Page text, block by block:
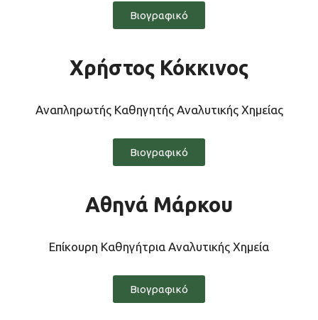
Βιογραφικό
Χρήστος Κόκκινος
Αναπληρωτής Καθηγητής Αναλυτικής Χημείας
Βιογραφικό
Αθηνά Μάρκου
Επίκουρη Καθηγήτρια Αναλυτικής Χημεία
Βιογραφικό